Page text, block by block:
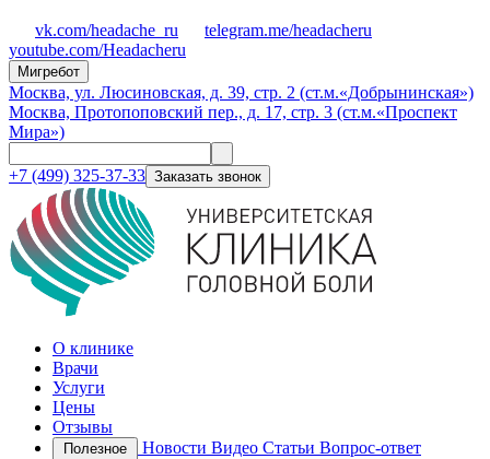
vk.com/headache_ru
telegram.me/headacheru
youtube.com/Headacheru
Мигребот
Москва, ул. Люсиновская, д. 39, стр. 2 (ст.м.«Добрынинская»)
Москва, Протопоповский пер., д. 17, стр. 3 (ст.м.«Проспект
Мира»)
+7 (499) 325-37-33 Заказать звонок
О клинике
Врачи
Услуги
Цены
Отзывы
Новости Видео Статьи Вопрос-ответ